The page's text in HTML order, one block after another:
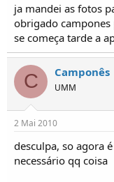
ja mandei as fotos
obrigado
se começa tarde a
C Camponês
UMM
2 Mai 2010
desculpa, so agora
necessário qq coisa